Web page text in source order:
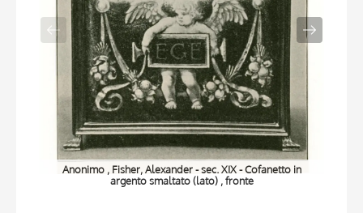
Anonimo , Fisher, Alexander - sec. XIX - Cofanetto in
argento smaltato (lato) , fronte